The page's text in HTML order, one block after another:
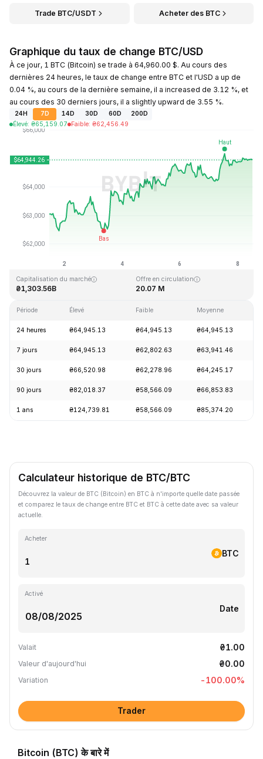
Trade BTC/USDT Acheter des BTC
Graphique du taux de change BTC/USD
À ce jour, 1 BTC (Bitcoin) se trade à 64,960.00 $. Au cours des
dernières 24 heures, le taux de change entre BTC et l'USD a up de
0.04 %, au cours de la dernière semaine, il a increased de 3.12 %, et
au cours des 30 derniers jours, il a slightly upward de 3.55 %.
24H 7D 14D 30D 60D
200D
Élevé: ₴65,159.07 Faible: ₴62,456.49
Dernière mise à jour : 2026-08-08, 11:25 GMT+0
Capitalisation du marché
₴1,303.56B
Offre en circulation
20.07 M
Période Élevé Faible Moyenne
24 heures ₴64,945.13 ₴64,945.13 ₴64,945.13
7 jours ₴64,945.13 ₴62,802.63 ₴63,941.46
30 jours ₴66,520.98 ₴62,278.96 ₴64,245.17
90 jours ₴82,018.37 ₴58,566.09 ₴66,853.83
1 ans ₴124,739.81 ₴58,566.09 ₴85,374.20
Calculateur historique de BTC/BTC
Découvrez la valeur de BTC (Bitcoin) en BTC à n'importe quelle date passée
et comparez le taux de change entre BTC et BTC à cette date avec sa valeur
actuelle.
Acheter
BTC
Activé
Date
Valait ₴1.00
Valeur d'aujourd'hui ₴0.00
Variation -100.00%
Trader
Bitcoin (BTC) के बारे में